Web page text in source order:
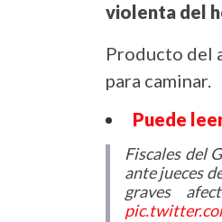
violenta del
Producto del
para caminar.
Puede
Fiscales del
ante jueces
graves